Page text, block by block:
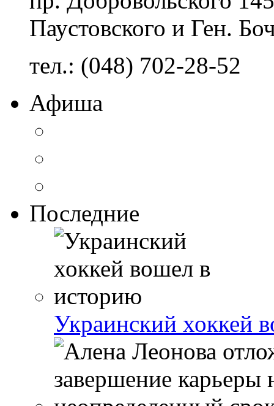
Паустовского и Ген.
тел.: (048) 702-28-52
Афиша
Последние
Украинский хоккей